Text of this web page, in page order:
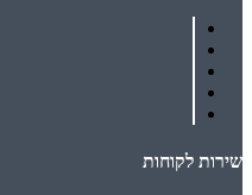
שירות לקוחות